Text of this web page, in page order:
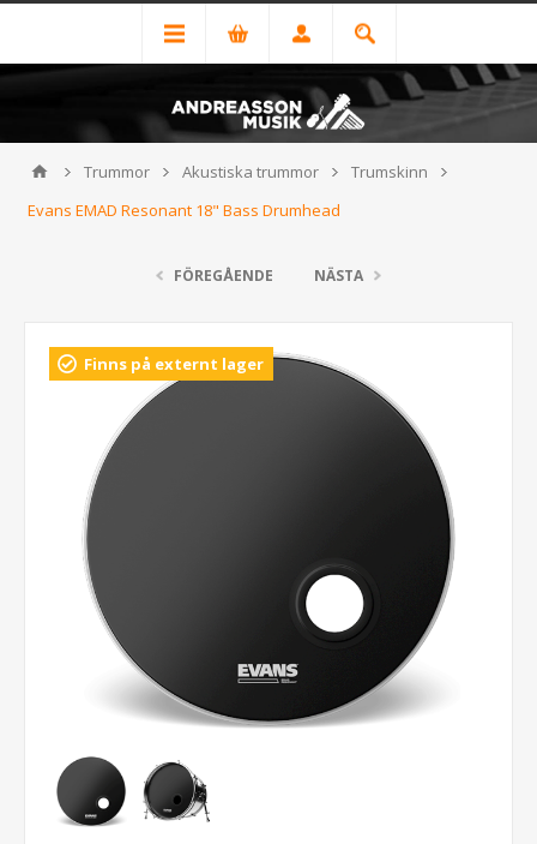
Trummor Akustiska trummor
Trumskinn
Evans EMAD Resonant 18" Bass Drumhead
FÖREGÅENDE NÄSTA
Finns på externt lager